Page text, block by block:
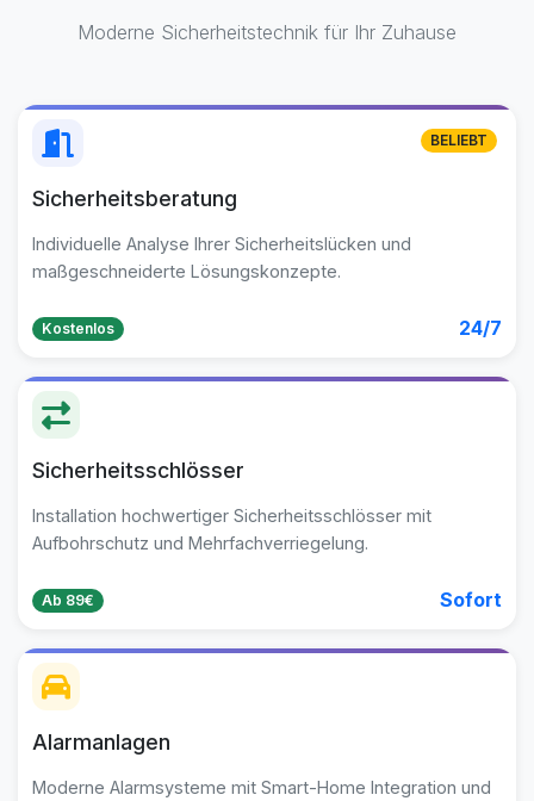
Moderne Sicherheitstechnik für Ihr Zuhause
Sicherheitsberatung
Individuelle Analyse Ihrer Sicherheitslücken und
maßgeschneiderte Lösungskonzepte.
Kostenlos 24/7
BELIEBT
Sicherheitsschlösser
Installation hochwertiger Sicherheitsschlösser mit
Aufbohrschutz und Mehrfachverriegelung.
Ab 89€ Sofort
Alarmanlagen
Moderne Alarmsysteme mit Smart-Home Integration und